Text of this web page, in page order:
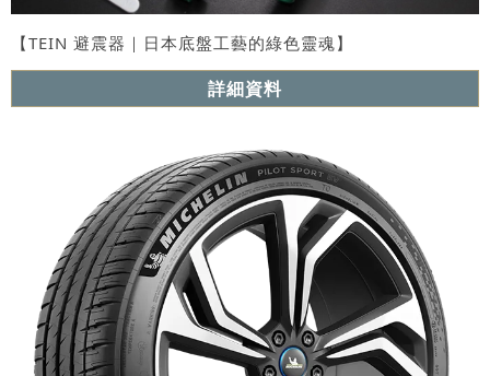
【TEIN 避震器｜日本底盤工藝的綠色靈魂】
詳細資料